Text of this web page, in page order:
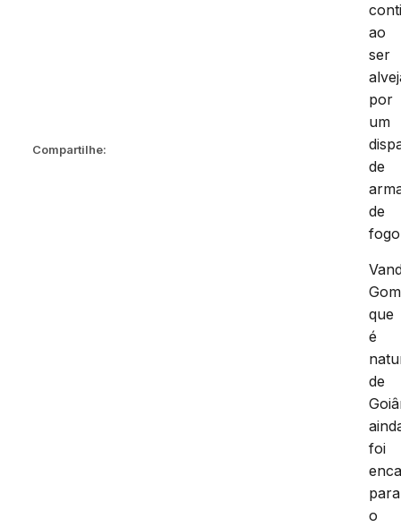
Compartilhe:
ao
ser
por
um
de
de
que
é
de
foi
para
o